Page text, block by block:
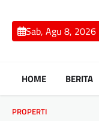
contentSab, Agu 8, 2026
HOME BERITA
PROPERTI